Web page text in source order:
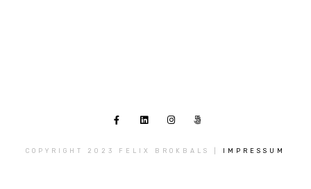
COPYRIGHT 2023 FELIX BROKBALS | IMPRESSUM